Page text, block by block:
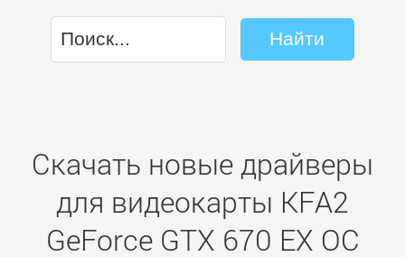
Скачать новые драйверы
для видеокарты KFA2
GeForce GTX 670 EX OC